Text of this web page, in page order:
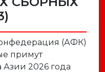
(АФК)
примут
Азии 2026 года